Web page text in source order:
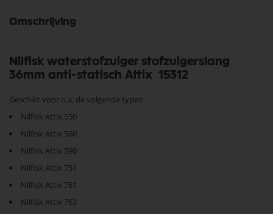
Omschrijving
Nilfisk waterstofzuiger stofzuigerslang
36mm anti-statisch Attix 15312
Geschikt voor o.a. de volgende types:
Nilfisk Attix 550
Nilfisk Attix 560
Nilfisk Attix 590
Nilfisk Attix 751
Nilfisk Attix 761
Nilfisk Attix 763